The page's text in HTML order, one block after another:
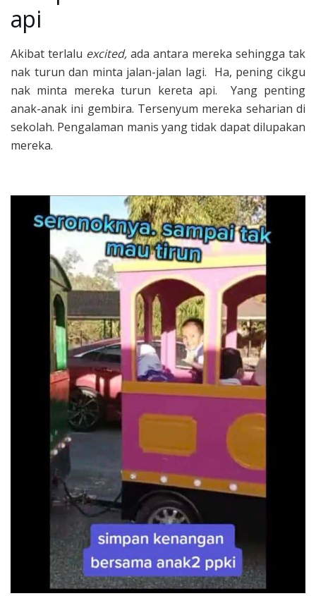
api
Akibat terlalu excited, ada antara mereka sehingga tak
nak turun dan minta jalan-jalan lagi. Ha, pening cikgu
nak minta mereka turun kereta api. Yang penting
anak-anak ini gembira. Tersenyum mereka seharian di
sekolah. Pengalaman manis yang tidak dapat dilupakan
mereka.